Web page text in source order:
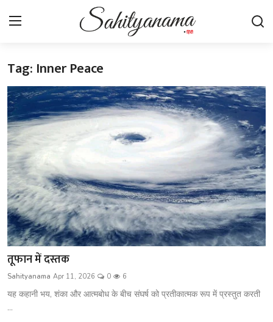
Login
स्वतंत्रता सेनानी
साहित्य समाचार
होम
कहानी
कविता
आलेख
शख्सियत
धरोहर
Tag: Inner Peace
तूफान में दस्तक
Sahityanama Apr 11, 2026 0 6
यह कहानी भय, शंका और आत्मबोध के बीच संघर्ष को प्रतीकात्मक रूप में प्रस्तुत करती
...